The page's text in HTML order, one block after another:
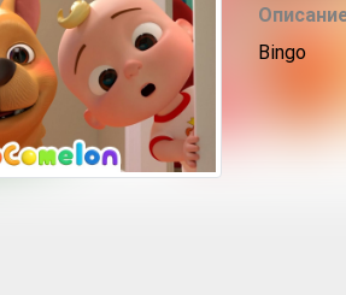
Bingo